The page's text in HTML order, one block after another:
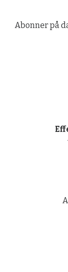
Abonner på